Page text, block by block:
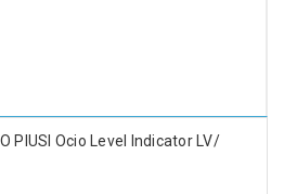
PIUSI Ocio Level Indicator LV/